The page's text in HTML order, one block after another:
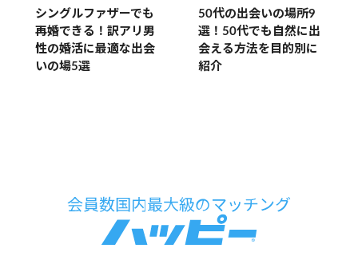
シングルファザーでも
再婚できる！訳アリ男
性の婚活に最適な出会
いの場5選
50代の出会いの場所9
選！50代でも自然に出
会える方法を目的別に
紹介